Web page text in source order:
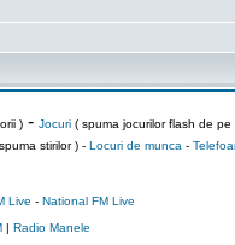
)- Jocuri( spuma jocurilor flash de pe
stirilor ) - Locuri de munca -
Live - National FM Live
| Radio Manele